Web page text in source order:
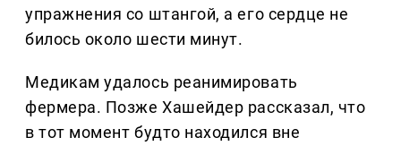
упражнения со штангой, а его сердце не
билось около шести минут.
Медикам удалось реанимировать
фермера. Позже Хашейдер рассказал, что
в тот момент будто находился вне